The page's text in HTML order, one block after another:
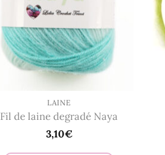
peuvent
choisies
sur
la
page
du
produit
LAINE
Fil de laine degradé Naya
3,10€